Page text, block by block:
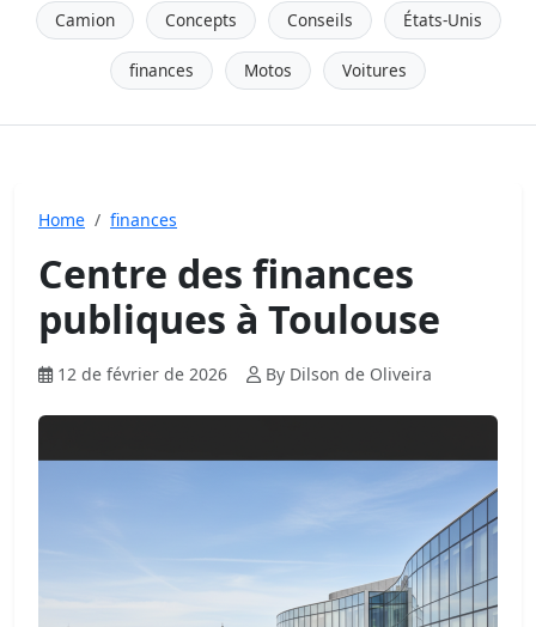
Camion Concepts Conseils États-Unis
finances Motos Voitures
Home finances
Centre des finances
publiques à Toulouse
12 de février de 2026 By Dilson de Oliveira